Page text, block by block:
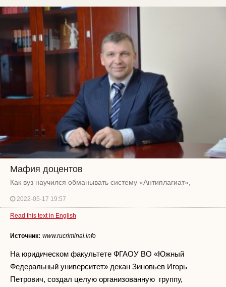
Мафия доцентов
Как вуз научился обманывать систему «Антиплагиат»,
2022-05-17 19:57
Read this text in English
Источник: www.rucriminal.info
На юридическом факультете ФГАОУ ВО «Южный
Федеральный университет» декан Зиновьев Игорь
Петрович, создал целую организованную группу,